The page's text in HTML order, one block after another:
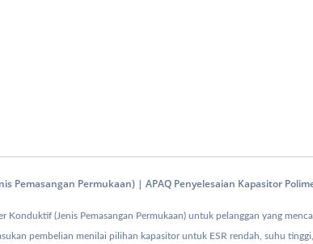
Pemasangan Permukaan) | APAQ Penyelesaian Kapasitor
(Jenis Pemasangan Permukaan) untuk pelanggan yang
pembelian menilai pilihan kapasitor untuk ESR rendah, suhu